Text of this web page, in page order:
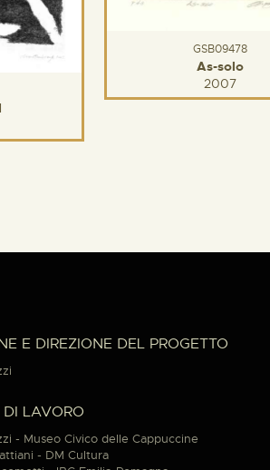
GSB09478
As-solo
2007
E DIREZIONE DEL PROGETTO
DI LAVORO
- Museo Civico delle Cappuccine
- DM Cultura